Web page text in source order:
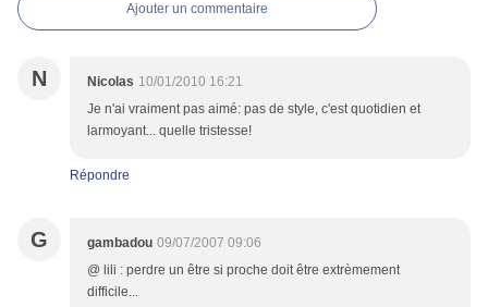
Ajouter un commentaire
N Nicolas 10/01/2010 16:21
Je n'ai vraiment pas aimé: pas de style, c'est quotidien et
larmoyant... quelle tristesse!
Répondre
G gambadou 09/07/2007 09:06
@ lili : perdre un être si proche doit être extrèmement
difficile...